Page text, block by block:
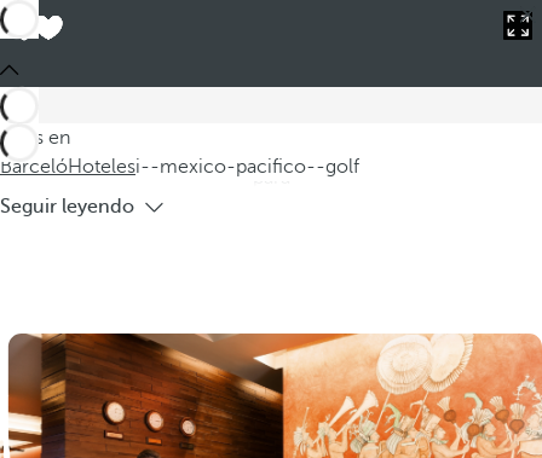
Estás en
BarcelóHotelesi--mexico-pacifico--golf
Descubra nuestros exclusivos hoteles en México Pacífico,
Zihuatanejo. Estos hoteles con golf son el destino perfecto
para
Seguir leyendo